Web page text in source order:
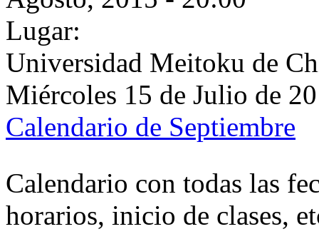
Lugar:
Universidad Meitoku de
Miércoles 15 de Julio de
Calendario de Septiembre
Calendario con todas las
horarios, inicio de clases,